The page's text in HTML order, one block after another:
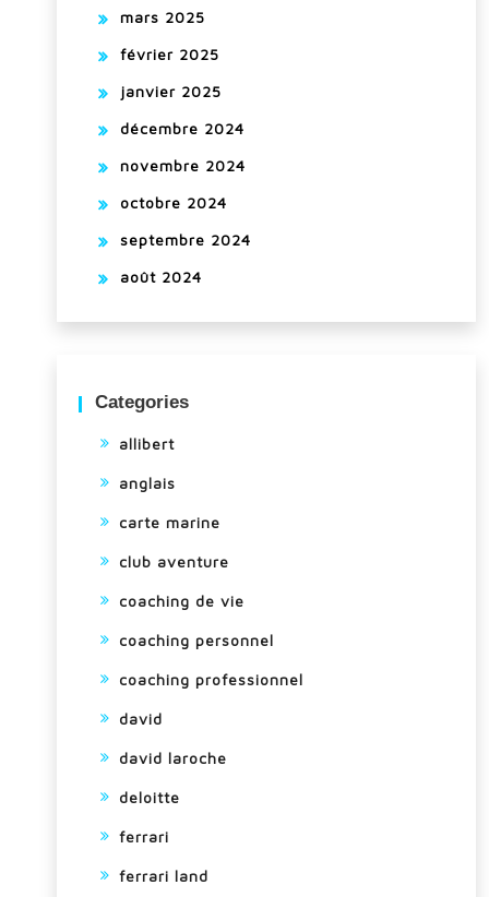
mars 2025
février 2025
janvier 2025
décembre 2024
novembre 2024
octobre 2024
septembre 2024
août 2024
Categories
allibert
anglais
carte marine
club aventure
coaching de vie
coaching personnel
coaching professionnel
david
david laroche
deloitte
ferrari
ferrari land